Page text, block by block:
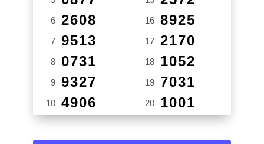
6 2608
7 9513
8 0731
9 9327
10 4906
16 8925
17 2170
18 1052
19 7031
20 1001